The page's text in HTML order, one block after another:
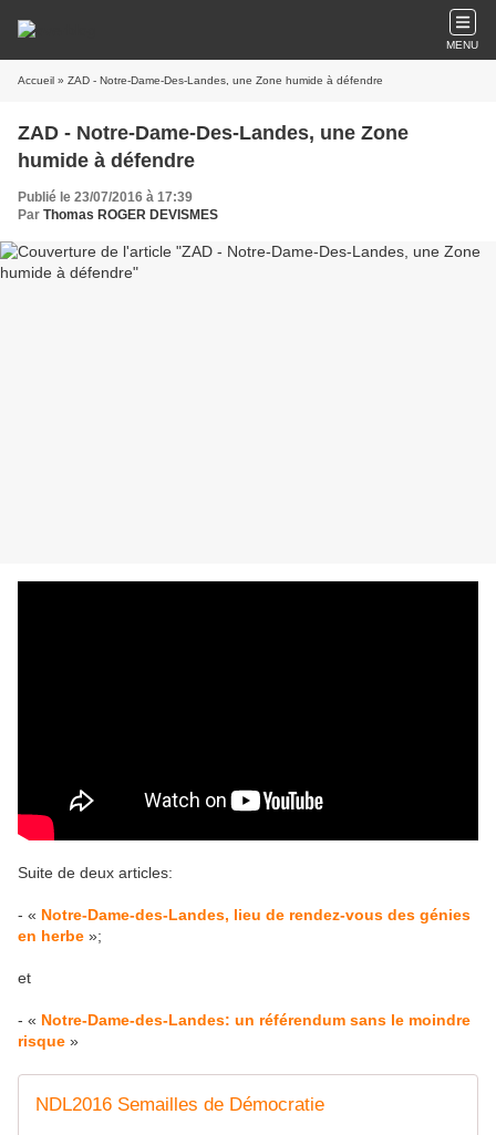
MENU
Accueil » ZAD - Notre-Dame-Des-Landes, une Zone humide à défendre
ZAD - Notre-Dame-Des-Landes, une Zone
humide à défendre
Publié le 23/07/2016 à 17:39
Par Thomas ROGER DEVISMES
Suite de deux articles:
- « Notre-Dame-des-Landes, lieu de rendez-vous des génies
en herbe »;
et
- « Notre-Dame-des-Landes: un référendum sans le moindre
risque »
NDL2016 Semailles de Démocratie